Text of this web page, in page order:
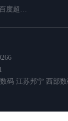
百度超级链
码 江苏邦宁 西部